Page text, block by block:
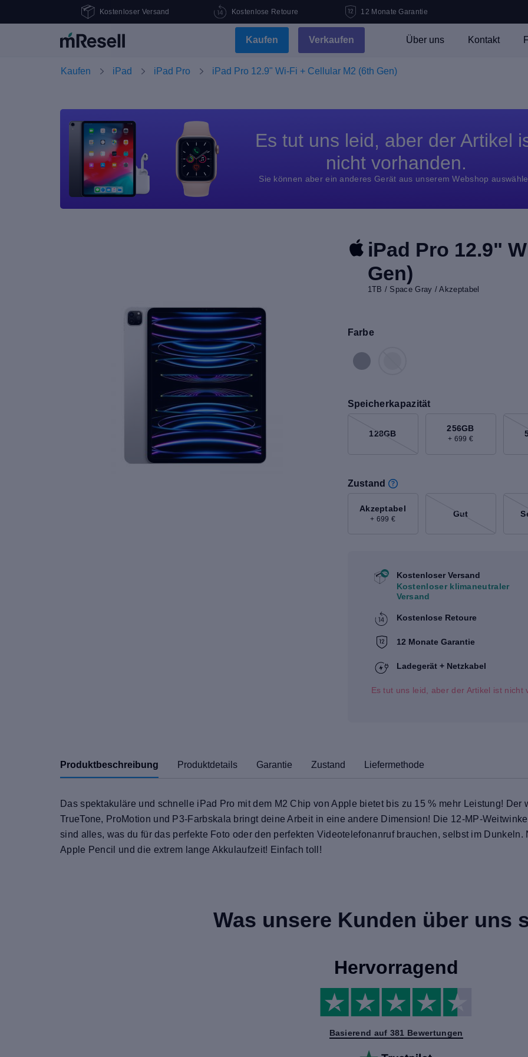
Kostenloser Versand Kostenlose Retoure 12 Monate Garantie
Kaufen Verkaufen Über uns Kontakt
Kaufen iPad iPad Pro iPad Pro 12.9" Wi-Fi + Cellular M2 (6th Gen)
Es tut uns leid, aber der Artikel
nicht vorhanden.
Sie können aber ein anderes Gerät aus unserem Webshop
iPad Pro 12.9"
Gen)
1TB / Space Gray / Akzeptabel
Farbe
Speicherkapazität
128GB
256GB
+ 699 €
Zustand
Akzeptabel
+ 699 €
Gut
Kostenloser Versand
Kostenloser klimaneutraler
Versand
Kostenlose Retoure
12 Monate Garantie
Ladegerät + Netzkabel
Es tut uns leid, aber der Artikel ist nicht
Produktbeschreibung Produktdetails Garantie Zustand Liefermethode
Das spektakuläre und schnelle iPad Pro mit dem M2 Chip von Apple bietet bis zu 15 % mehr Leistung!
TrueTone, ProMotion und P3-Farbskala bringt deine Arbeit in eine andere Dimension! Die 12-MP-
sind alles, was du für das perfekte Foto oder den perfekten Videotelefonanruf brauchen, selbst im
Apple Pencil und die extrem lange Akkulaufzeit! Einfach toll!
Was unsere Kunden über uns
Hervorragend
Basierend auf 381 Bewertungen